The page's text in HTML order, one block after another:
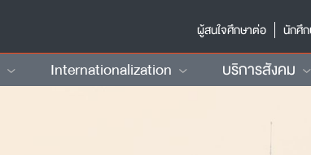
ผู้สนใจศึกษาต่อ
นักศึ
Internationalization บริการสังคม